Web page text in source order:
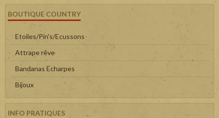
BOUTIQUE COUNTRY
Etoiles/Pin's/Ecussons
Attrape rêve
Bandanas Echarpes
Bijoux
INFO PRATIQUES